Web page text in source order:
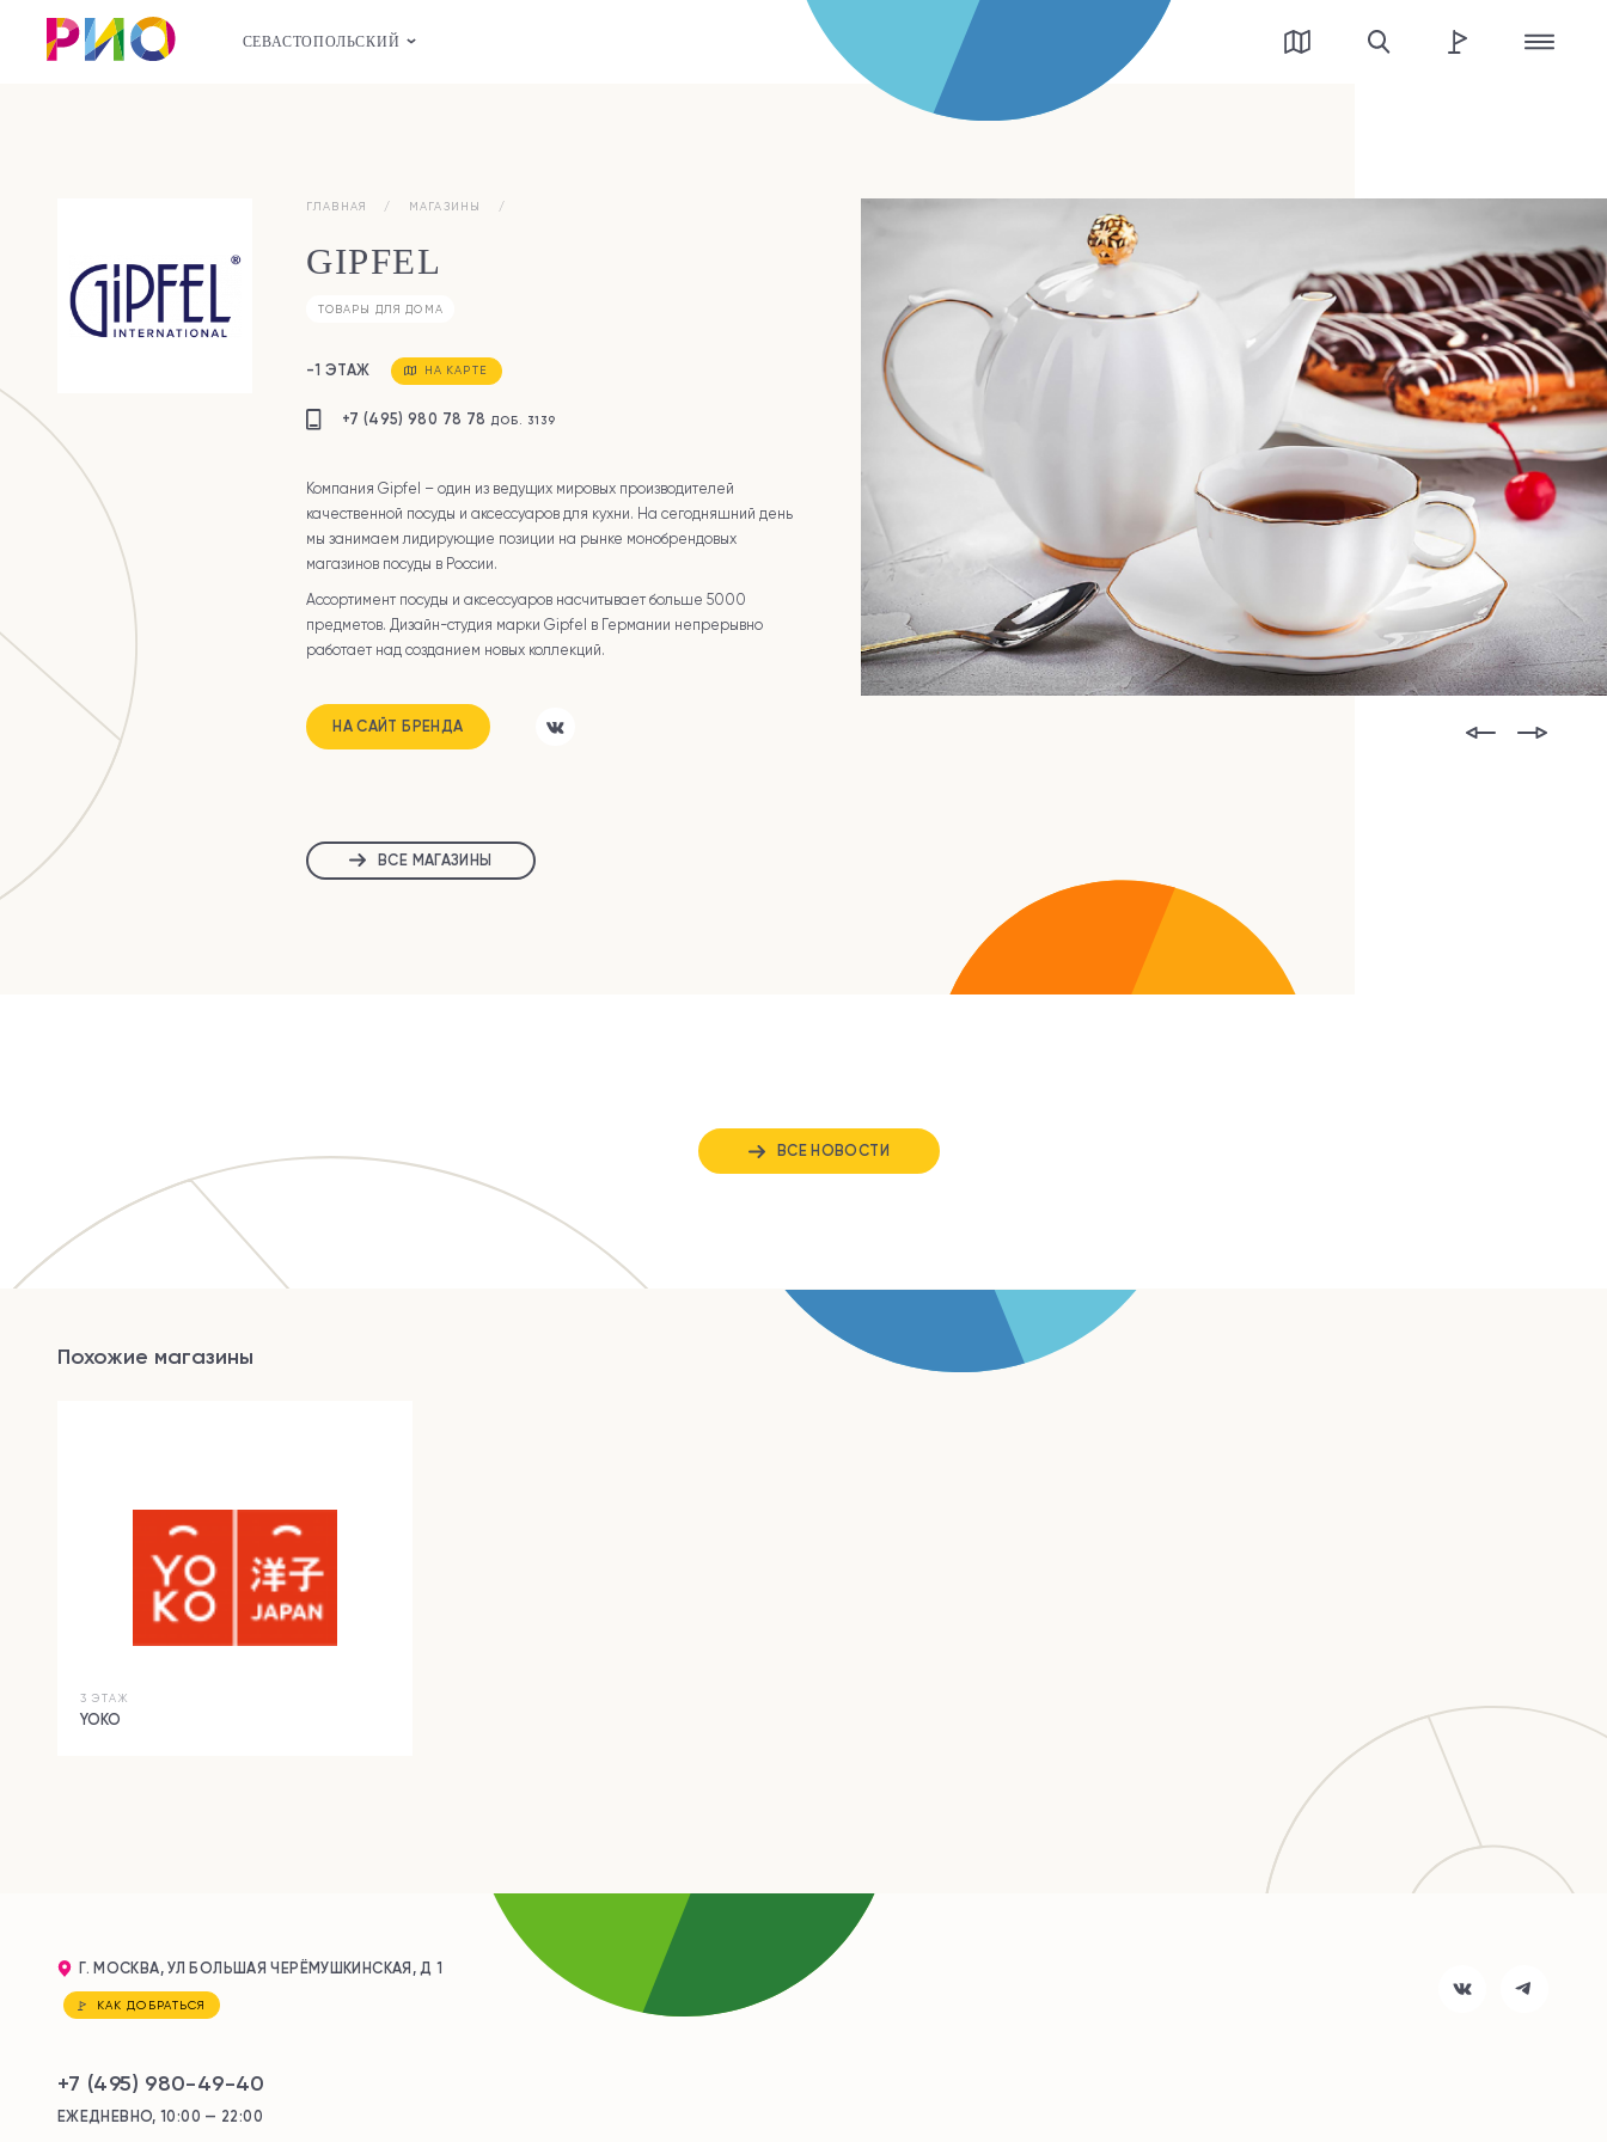
СЕВАСТОПОЛЬСКИЙ
ГЛАВНАЯ МАГАЗИНЫ
GIPFEL
ТОВАРЫ ДЛЯ ДОМА
-1 ЭТАЖ НА КАРТЕ
+7 (495) 980 78 78 ДОБ. 3139
Компания Gipfel – один из ведущих мировых производителей
качественной посуды и аксессуаров для кухни. На сегодняшний день
мы занимаем лидирующие позиции на рынке монобрендовых
магазинов посуды в России.
Ассортимент посуды и аксессуаров насчитывает больше 5000
предметов. Дизайн-студия марки Gipfel в Германии непрерывно
работает над созданием новых коллекций.
НА САЙТ БРЕНДА
ВСЕ МАГАЗИНЫ
ВСЕ НОВОСТИ
Похожие магазины
3 ЭТАЖ
YOKO
Г. МОСКВА, УЛ БОЛЬШАЯ ЧЕРЁМУШКИНСКАЯ, Д 1
КАК ДОБРАТЬСЯ
+7 (495) 980-49-40
ЕЖЕДНЕВНО, 10:00 — 22:00